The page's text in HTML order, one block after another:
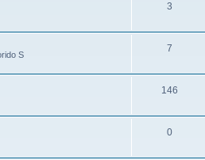
3
S
7
146
0